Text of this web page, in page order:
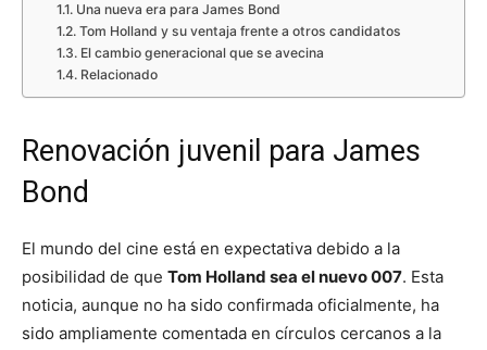
Una nueva era para James Bond
Tom Holland y su ventaja frente a otros candidatos
El cambio generacional que se avecina
Relacionado
Renovación juvenil para James
Bond
El mundo del cine está en expectativa debido a la
posibilidad de que Tom Holland sea el nuevo 007. Esta
noticia, aunque no ha sido confirmada oficialmente, ha
sido ampliamente comentada en círculos cercanos a la